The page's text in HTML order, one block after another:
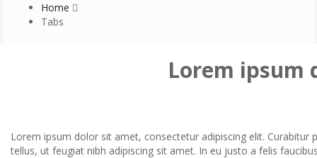
Home
Tabs
Lorem ipsum
Lorem ipsum dolor sit amet, consectetur adipiscing elit. Curabitur
tellus, ut feugiat nibh adipiscing sit amet. In eu justo a felis